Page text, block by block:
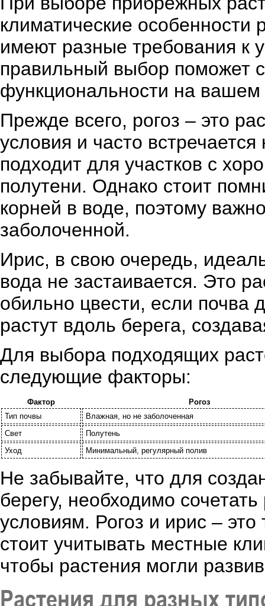
климатические особенности
имеют разные требования к
правильный выбор поможет
функциональности на вашем
Прежде всего, рогоз – это
условия и часто
подходит для участков с
полутени. Однако стоит
корней в воде, поэтому
заболоченной.
Ирис, в свою очередь,
вода не застаивается. Это
обильно цвести, если почва
растут вдоль берега,
Для выбора подходящих
следующие факторы:
Фактор
Рогоз
Тип почвы
Влажная, но не заболоченная
Свет
Полутень
Уход
Минимальный, регулярный полив
Не забывайте, что для
берегу, необходимо
условиям. Рогоз и ирис –
стоит учитывать местные
чтобы растения могли
Растения для разных